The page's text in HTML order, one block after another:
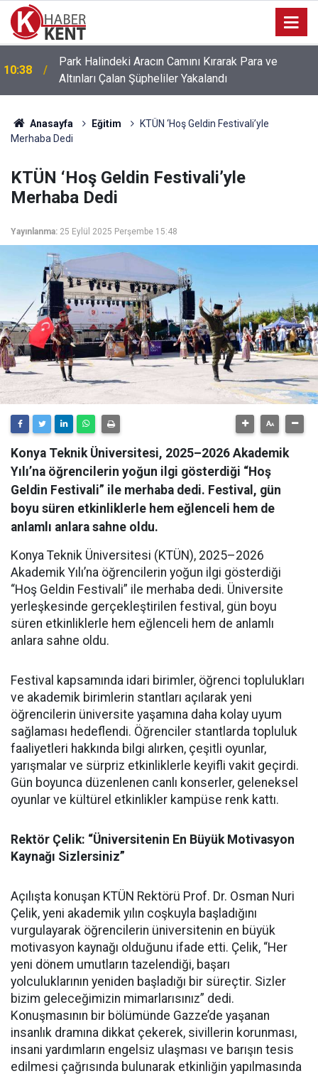
10:38
Park Halindeki Aracın Camını Kırarak Para ve
Altınları Çalan Şüpheliler Yakalandı
Anasayfa Eğitim
KTÜN ‘Hoş Geldin Festivali’yle
Merhaba Dedi
KTÜN ‘Hoş Geldin Festivali’yle
Merhaba Dedi
Yayınlanma: 25 Eylül 2025 Perşembe 15:48
Konya Teknik Üniversitesi, 2025–2026 Akademik
Yılı’na öğrencilerin yoğun ilgi gösterdiği “Hoş
Geldin Festivali” ile merhaba dedi. Festival, gün
boyu süren etkinliklerle hem eğlenceli hem de
anlamlı anlara sahne oldu.
Konya Teknik Üniversitesi (KTÜN), 2025–2026
Akademik Yılı’na öğrencilerin yoğun ilgi gösterdiği
“Hoş Geldin Festivali” ile merhaba dedi. Üniversite
yerleşkesinde gerçekleştirilen festival, gün boyu
süren etkinliklerle hem eğlenceli hem de anlamlı
anlara sahne oldu.
Festival kapsamında idari birimler, öğrenci toplulukları
ve akademik birimlerin stantları açılarak yeni
öğrencilerin üniversite yaşamına daha kolay uyum
sağlaması hedeflendi. Öğrenciler stantlarda topluluk
faaliyetleri hakkında bilgi alırken, çeşitli oyunlar,
yarışmalar ve sürpriz etkinliklerle keyifli vakit geçirdi.
Gün boyunca düzenlenen canlı konserler, geleneksel
oyunlar ve kültürel etkinlikler kampüse renk kattı.
Rektör Çelik: “Üniversitenin En Büyük Motivasyon
Kaynağı Sizlersiniz”
Açılışta konuşan KTÜN Rektörü Prof. Dr. Osman Nuri
Çelik, yeni akademik yılın coşkuyla başladığını
vurgulayarak öğrencilerin üniversitenin en büyük
motivasyon kaynağı olduğunu ifade etti. Çelik, “Her
yeni dönem umutların tazelendiği, başarı
yolculuklarının yeniden başladığı bir süreçtir. Sizler
bizim geleceğimizin mimarlarısınız” dedi.
Konuşmasının bir bölümünde Gazze’de yaşanan
insanlık dramına dikkat çekerek, sivillerin korunması,
insani yardımların engelsiz ulaşması ve barışın tesis
edilmesi çağrısında bulunarak etkinliğin yapılmasında